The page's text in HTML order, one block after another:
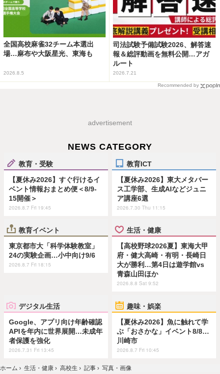
全国高校麻雀32チーム本選出
場…麻布や大阪星光、東海も
2026.8.5
司法試験予備試験2026、解答速
報＆総評動画を無料公開…アガ
ルート
2026.7.21
Recommended by
advertisement
NEWS CATEGORY
教育・受験
【夏休み2026】すぐ行けるイ
ベント情報おまとめ便＜8/9-
15開催＞
2026.8.7 Fri 19:45
教育ICT
【夏休み2026】東大メタバー
ス工学部、生成AIなどジュニ
ア講座6選
2026.7.30 Thu 11:15
教育イベント
東京都市大「科学体験教室」
24の実験企画…小中向け9/6
2026.8.7 Fri 18:15
生活・健康
【高校野球2026夏】東海大甲
府・健大高崎・有明・長崎日
大が勝利…第4日は遊学館vs
青森山田ほか
2026.8.8 Sat 9:52
デジタル生活
Google、アプリ向け年齢確認
APIを年内に世界展開…未成年
者保護を強化
2026.7.31 Fri 13:45
趣味・娯楽
【夏休み2026】魚に触れて学
ぶ「おさかな」イベント8/8…
川崎市
2026.8.7 Fri 10:45
ホーム › 生活・健康 › 高校生 › 記事 › 写真・画像